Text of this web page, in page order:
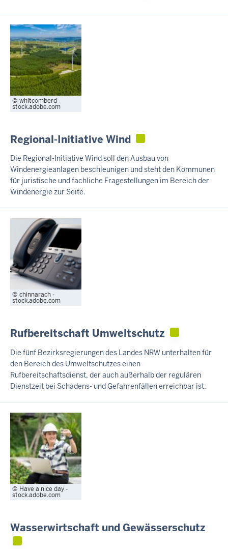
whitcomberd -
stock.adobe.com
Regional-Initiative Wind
Die Regional-Initiative Wind soll den Ausbau von
Windenergieanlagen beschleunigen und steht den Kommunen
für juristische und fachliche Fragestellungen im Bereich der
Windenergie zur Seite.
chinnarach -
stock.adobe.com
Rufbereitschaft Umweltschutz
Die fünf Bezirksregierungen des Landes NRW unterhalten für
den Bereich des Umweltschutzes einen
Rufbereitschaftsdienst, der auch außerhalb der regulären
Dienstzeit bei Schadens- und Gefahrenfällen erreichbar ist.
Have a nice day -
stock.adobe.com
Wasserwirtschaft und Gewässerschutz